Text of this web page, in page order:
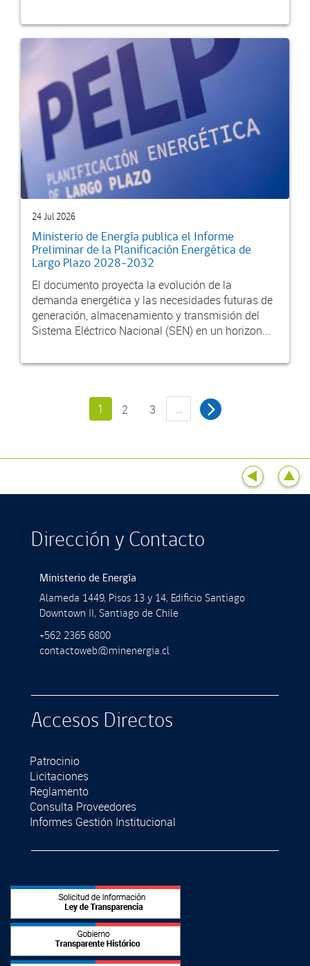
24 Jul 2026
Ministerio de Energía publica el Informe
Preliminar de la Planificación Energética de
Largo Plazo 2028-2032
El documento proyecta la evolución de la
demanda energética y las necesidades futuras de
generación, almacenamiento y transmisión del
Sistema Eléctrico Nacional (SEN) en un horizon...
1 2 3 …
Dirección y Contacto
Ministerio de Energía
Alameda 1449, Pisos 13 y 14, Ediﬁcio Santiago
Downtown II, Santiago de Chile
+562 2365 6800
contactoweb@minenergia.cl
Accesos Directos
Patrocinio
Licitaciones
Reglamento
Consulta Proveedores
Informes Gestión Institucional